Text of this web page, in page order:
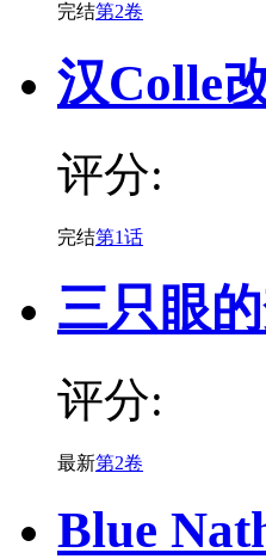
完结第2卷
汉Colle
评分:
完结第1话
三只眼
评分:
最新第2卷
Blue